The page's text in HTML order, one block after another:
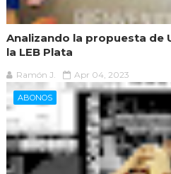
Analizando la propuesta de
la LEB Plata
Ramón J. Apr 04, 2023
ABONOS